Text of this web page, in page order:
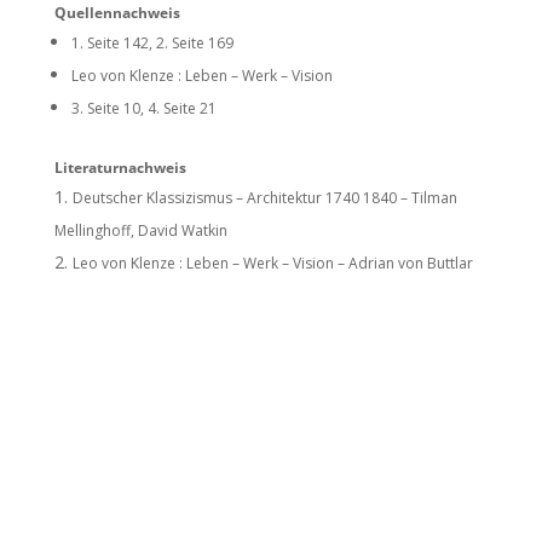
Quellennachweis
1. Seite 142, 2. Seite 169
Leo von Klenze : Leben – Werk – Vision
3. Seite 10, 4. Seite 21
Literaturnachweis
Deutscher Klassizismus – Architektur 1740 1840– Tilman
Mellinghoff, David Watkin
Leo von Klenze : Leben – Werk – Vision – Adrian von Buttlar